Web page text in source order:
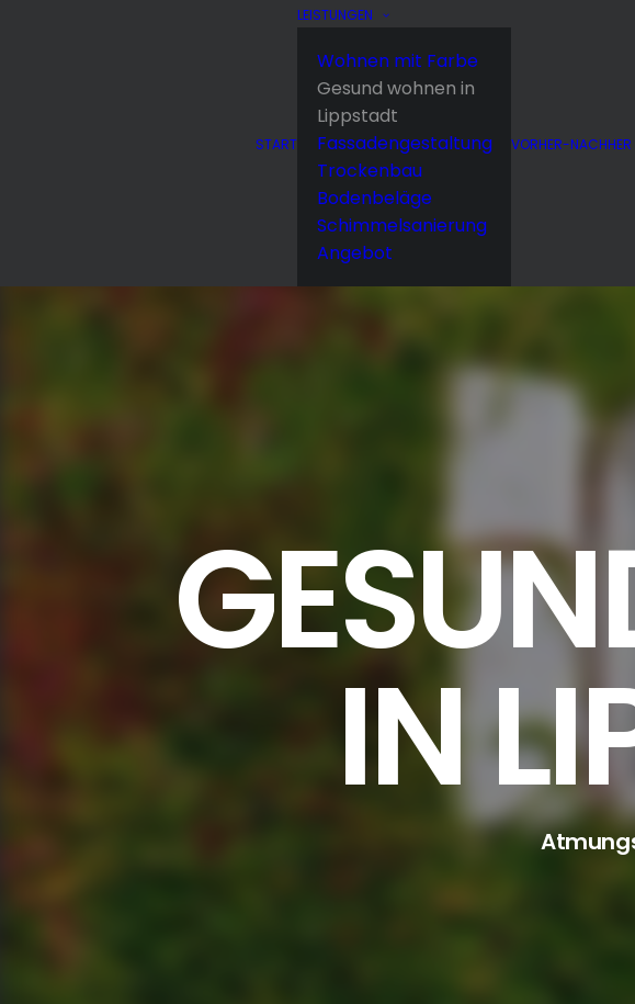
START
LEISTUNGEN
Wohnen mit Farbe
Gesund wohnen in
Lippstadt
Fassadengestaltung
Trockenbau
Bodenbeläge
Schimmelsanierung
Angebot
VORHER-NACHHER
IN